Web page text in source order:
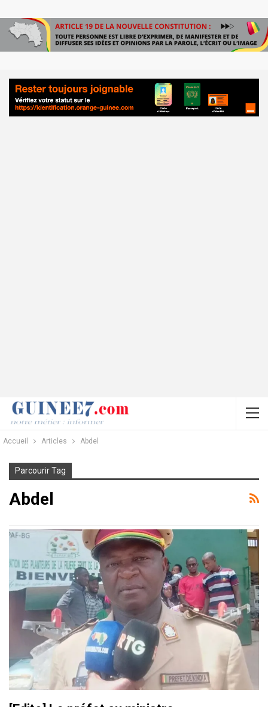
Accueil Articles Abdel
Parcourir Tag
Abdel